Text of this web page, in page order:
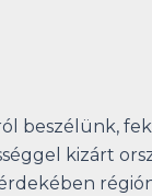
beszélünk,
kizárt